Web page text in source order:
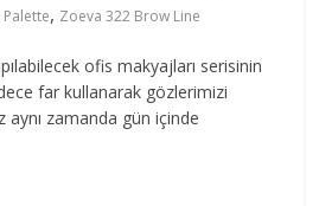
, Zoeva 322 Brow Line
ofis makyajları serisinin
far kullanarak gözlerimizi
zamanda gün içinde